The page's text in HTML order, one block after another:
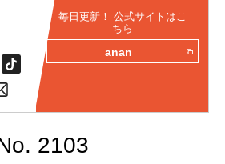
毎日更新！ 公式サイトはこ
ちら
anan
2103